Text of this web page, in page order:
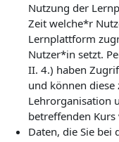
Nutzung der
Zeit welche*r
Lernplattform
Nutzer*in setzt.
II. 4.) haben
und können
Lehrorganisation
betreffenden Kurs
Daten, die Sie